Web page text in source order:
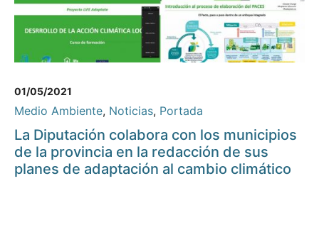
01/05/2021
Medio Ambiente, Noticias, Portada
La Diputación colabora con los municipios
de la provincia en la redacción de sus
planes de adaptación al cambio climático